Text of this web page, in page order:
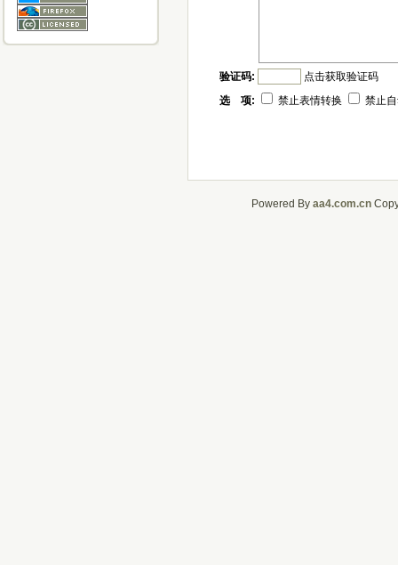
验证码:
点击获取验证码
选 项:
禁止表情转换 禁止
Powered By aa4.com.cn